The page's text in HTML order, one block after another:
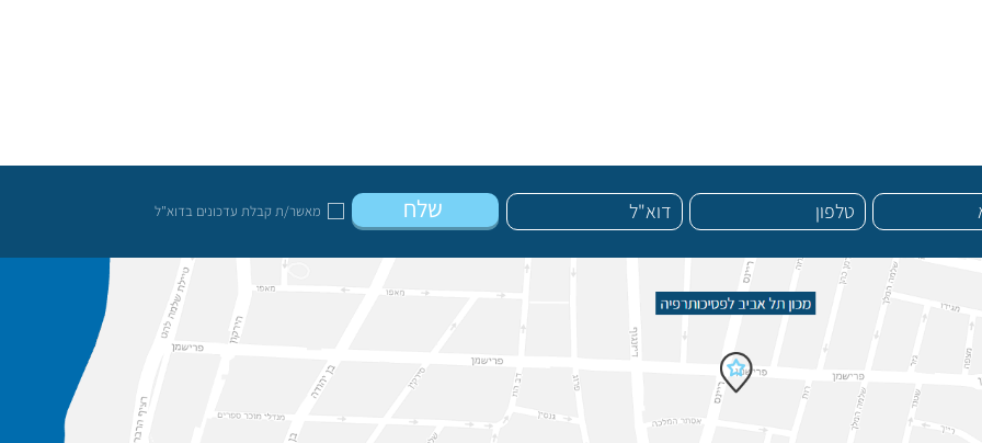
מאשר/ת קבלת עדכונים בדוא"ל שלח